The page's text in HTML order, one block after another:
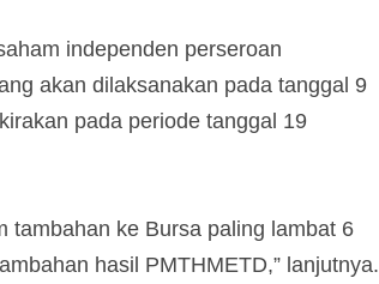
independen perseroan
akan dilaksanakan pada tanggal 9
pada periode tanggal 19
tambahan ke Bursa paling lambat 6
hasil PMTHMETD,” lanjutnya.